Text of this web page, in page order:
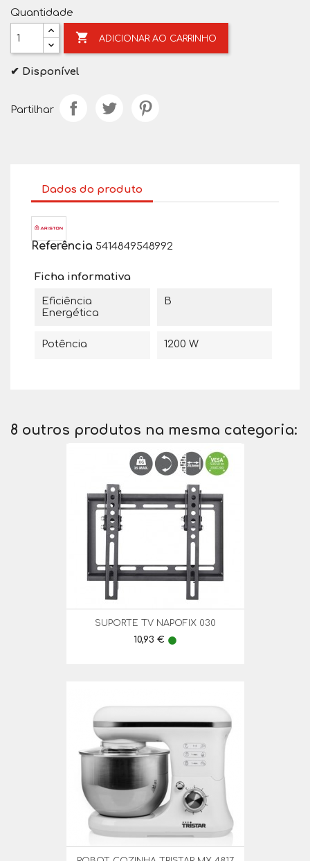
Quantidade
 ADICIONAR AO CARRINHO
✔ Disponível
Partilhar
Dados do produto
Referência 5414849548992
Ficha informativa
Eficiência
Energética
B
Potência 1200 W
8 outros produtos na mesma categoria:
SUPORTE TV NAPOFIX 030
Preço
10,93 € lens